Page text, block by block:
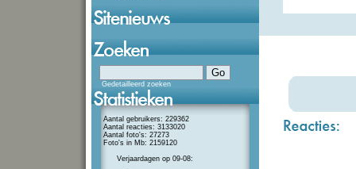
Gedetailleerd zoeken
Aantal gebruikers: 229362
Aantal reacties: 3133020
Aantal foto's: 27273
Foto's in Mb: 2159120
Verjaardagen op 09-08: